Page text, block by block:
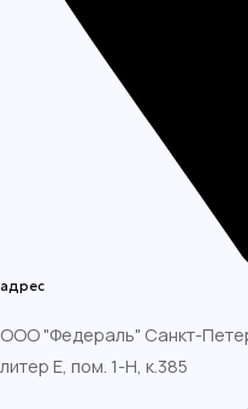
адрес
ООО "Федераль" Санкт-
литер Е, пом. 1-H, к.385